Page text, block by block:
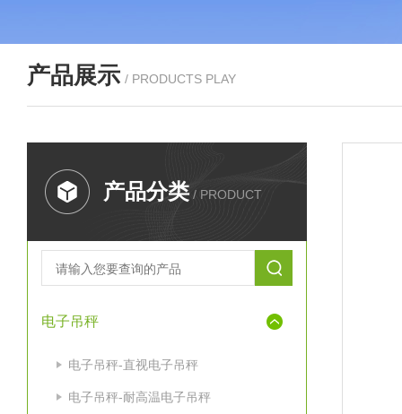
产品展示 / PRODUCTS PLAY
产品分类 / PRODUCT
电子吊秤
电子吊秤-直视电子吊秤
电子吊秤-耐高温电子吊秤